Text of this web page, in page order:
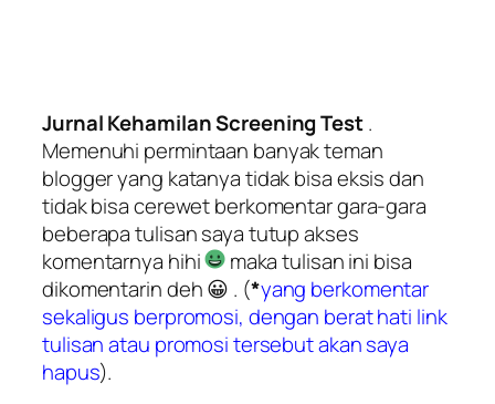
Jurnal Kehamilan Screening Test.
Memenuhi permintaan banyak teman
blogger yang katanya tidak bisa eksis dan
tidak bisa cerewet berkomentar gara-gara
beberapa tulisan saya tutup akses
komentarnya hihi
maka tulisan ini bisa
dikomentarin deh 😀 . (*yang berkomentar
sekaligus berpromosi, dengan berat hati link
tulisan atau promosi tersebut akan saya
hapus).